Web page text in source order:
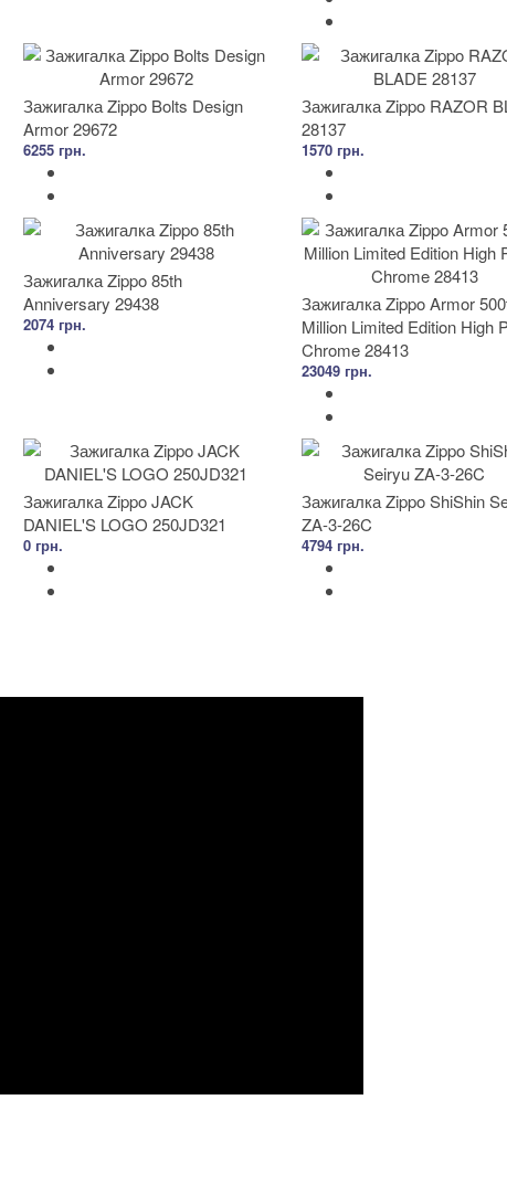
Зажигалка Zippo Bolts Design
Armor 29672
6255 грн.
Зажигалка Zippo RAZOR
28137
1570 грн.
Зажигалка Zippo 85th
Anniversary 29438
2074 грн.
Зажигалка Zippo Armor
Million Limited Edition High
Chrome 28413
23049 грн.
Зажигалка Zippo JACK
DANIEL'S LOGO 250JD321
0 грн.
Зажигалка Zippo ShiShin
ZA-3-26C
4794 грн.